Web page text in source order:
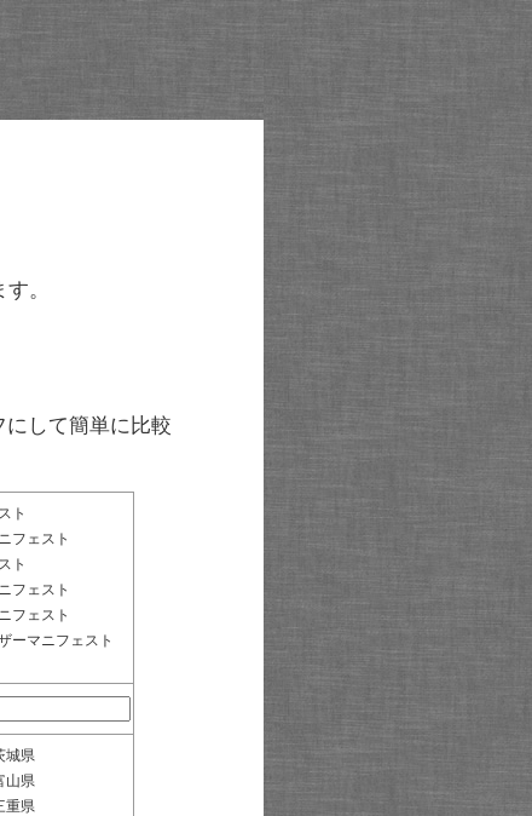
。
して簡単に比較
ト
フェスト
ト
フェスト
フェスト
ーマニフェスト
城県
山県
重県